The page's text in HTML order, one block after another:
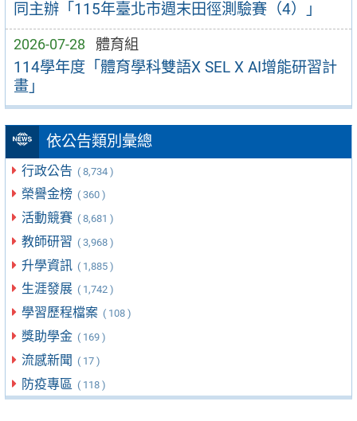
同主辦「115年臺北市週末田徑測驗賽（4）」
2026-07-28 體育組
114學年度「體育學科雙語X SEL X AI增能研習計
畫」
依公告類別彙總
行政公告 ( 8,734 )
榮譽金榜 ( 360 )
活動競賽 ( 8,681 )
教師研習 ( 3,968 )
升學資訊 ( 1,885 )
生涯發展 ( 1,742 )
學習歷程檔案 ( 108 )
獎助學金 ( 169 )
流感新聞 ( 17 )
防疫專區 ( 118 )